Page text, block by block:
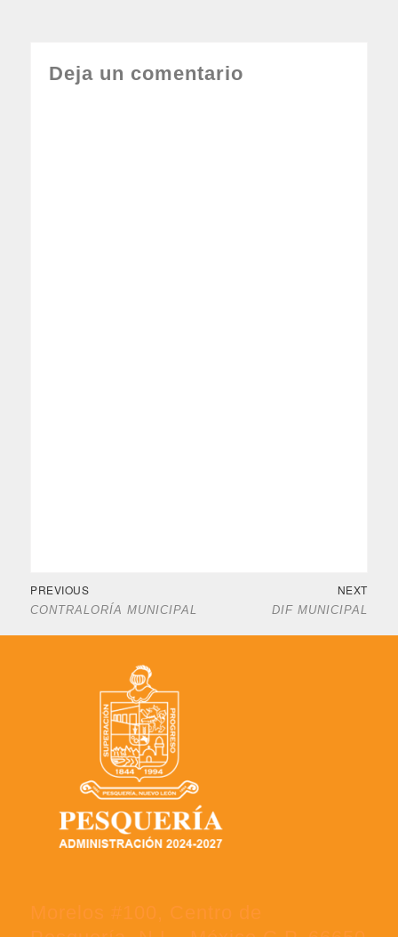
Deja un comentario
PREVIOUS
CONTRALORÍA MUNICIPAL
NEXT
DIF MUNICIPAL